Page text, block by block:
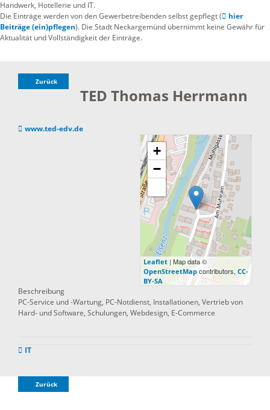
Handwerk, Hotellerie und IT.
Die Einträge werden von den Gewerbetreibenden selbst gepflegt (
hier
Beiträge (ein)pflegen). Die Stadt Neckargemünd übernimmt keine Gewähr für
Aktualität und Vollständigkeit der Einträge.
Zurück
TED Thomas Herrmann
www.ted-edv.de
+
−
Leaflet| Map data ©
OpenStreetMapcontributors, CC-
BY-SA
Beschreibung
PC-Service und -Wartung, PC-Notdienst, Installationen, Vertrieb von
Hard- und Software, Schulungen, Webdesign, E-Commerce
IT
Zurück